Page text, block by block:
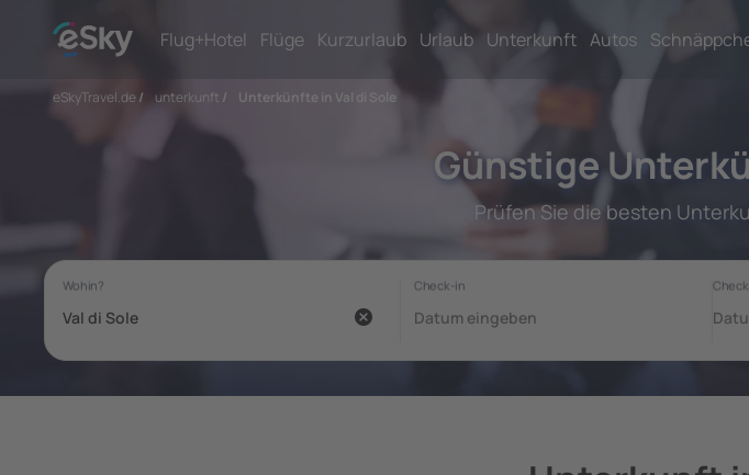
Flug+Hotel Flüge Kurzurlaub Urlaub Unterkunft Autos
eSkyTravel.de/ unterkunft / Unterkünfte in Val di Sole
Günstige
Prüfen Sie die besten